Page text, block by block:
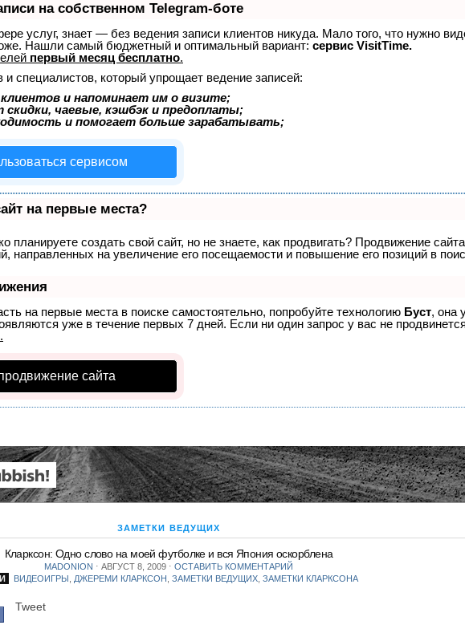
на собственном Telegram-боте
услуг, знает — без ведения записи клиентов никуда. Мало того, что нужно
Нашли самый бюджетный и оптимальный вариант: сервис VisitTime.
первый месяц бесплатно.
и специалистов, который упрощает ведение записей:
и напоминает им о визите;
скидки, чаевые, кэшбэк и предоплаты;
и помогает больше зарабатывать;
сервисом
на первые места?
планируете создать свой сайт, но не знаете, как продвигать? Продвижение
направленных на увеличение его посещаемости и повышение его позиций в
на первые места в поиске самостоятельно, попробуйте технологию Буст, она
уже в течение первых 7 дней. Если ни один запрос у вас не
сайта
ЗАМЕТКИ ВЕДУЩИХ
Кларксон: Одно слово на моей футболке и вся Япония оскорблена
MADONION ⋅ АВГУСТ 8, 2009 ⋅ ОСТАВИТЬ КОММЕНТАРИЙ
ВИДЕОИГРЫ ДЖЕРЕМИ КЛАРКСОН ЗАМЕТКИ ВЕДУЩИХ, ЗАМЕТКИ КЛАРКСОНА
Tweet